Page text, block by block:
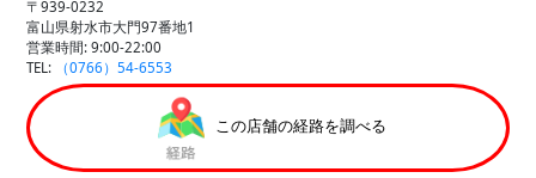
〒939-0232
富山県射水市大門97番地1
営業時間: 9:00-22:00
TEL:
（0766）54-6553
この店舗の経路を調べる